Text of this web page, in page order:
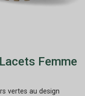
Femme
vertes au design